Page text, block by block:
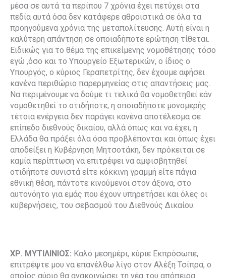
μέσα σε αυτά τα περίπου 7 χρόνια έχει πετύχει στα
πεδία αυτά όσα δεν κατάφερε αθροιστικά σε όλα τα
προηγούμενα χρόνια της μεταπολίτευσης. Αυτή είναι η
καλύτερη απάντηση σε οποιαδήποτε ερώτηση τίθεται.
Ειδικώς για το θέμα της επικείμενης νομοθέτησης τόσο
εγώ ,όσο και το Υπουργείο Εξωτερικών, ο ίδιος ο
Υπουργός, ο κύριος Γεραπετρίτης, δεν έχουμε αφήσει
κανένα περιθώριο παρερμηνείας στις απαντήσεις μας.
Να περιμένουμε να δούμε τι τελικά θα νομοθετηθεί εάν
νομοθετηθεί το οτιδήποτε, η οποιαδήποτε μονομερής
τέτοια ενέργεια δεν παράγει κανένα αποτέλεσμα σε
επίπεδο διεθνούς δικαίου, αλλά όπως και να έχει, η
Ελλάδα θα πράξει όλα όσα προβλέπονται και όπως έχει
αποδείξει η Κυβέρνηση Μητσοτάκη, δεν πρόκειται σε
καμία περίπτωση να επιτρέψει να αμφισβητηθεί
οτιδήποτε συνιστά είτε κόκκινη γραμμή είτε πάγια
εθνική θέση, πάντοτε κινούμενοι στον άξονα, στο
αυτονόητο για εμάς που έχουν υπηρετήσει και όλες οι
κυβερνήσεις, του σεβασμού του Διεθνούς Δικαίου.
ΧΡ. ΜΥΤΙΛΙΝΙΟΣ: Καλό μεσημέρι, κύριε Εκπρόσωπε,
επιτρέψτε μου να επανέλθω λίγο στον Αλέξη Τσίπρα, ο
οποίος αύριο θα ανακοινώσει τη νέα του απόπειρα